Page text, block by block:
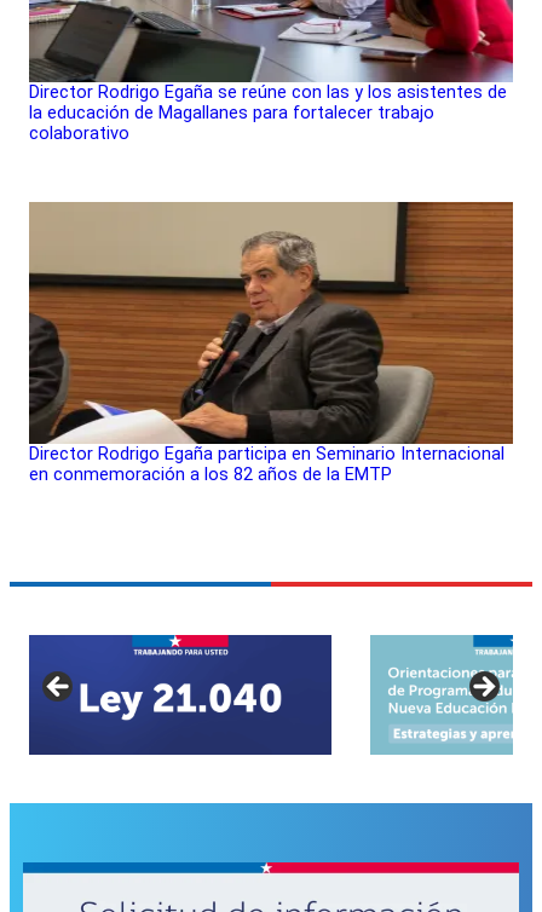
Director Rodrigo Egaña se reúne con las y los asistentes de
la educación de Magallanes para fortalecer trabajo
colaborativo
Director Rodrigo Egaña participa en Seminario Internacional
en conmemoración a los 82 años de la EMTP